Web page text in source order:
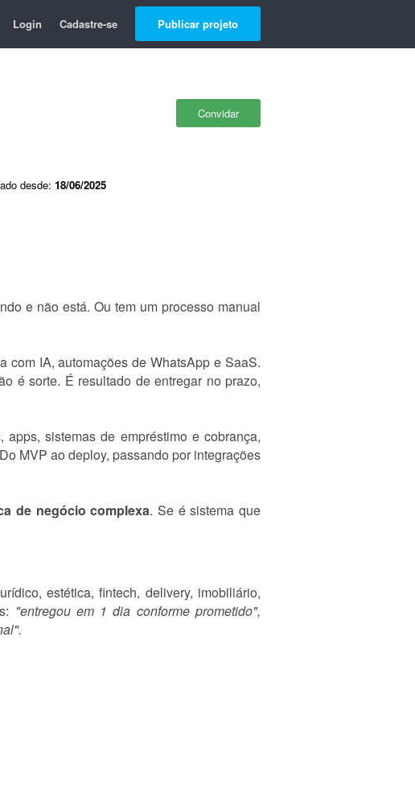
Login Cadastre-se Publicar projeto
Convidar
desde: 18/06/2025
e não está. Ou tem um processo manual
com IA, automações de WhatsApp e SaaS.
é sorte. É resultado de entregar no prazo,
sistemas de empréstimo e cobrança,
MVP ao deploy, passando por integrações
de negócio complexa. Se é sistema que
estética, fintech, delivery, imobiliário,
"entregou em 1 dia conforme prometido",